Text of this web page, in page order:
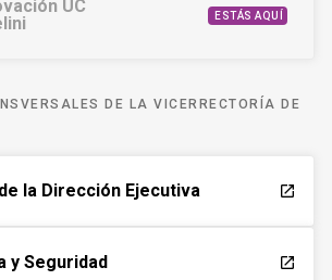
UC
ESTÁS AQUÍ
DE LA VICERRECTORÍA DE
la Dirección Ejecutiva launch
y Seguridad launch